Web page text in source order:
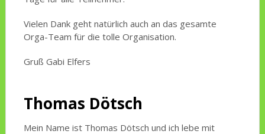
Vielen Dank geht natürlich auch an das gesamte
Orga-Team für die tolle Organisation.
Gruß Gabi Elfers
Thomas Dötsch
Mein Name ist Thomas Dötsch und ich lebe mit